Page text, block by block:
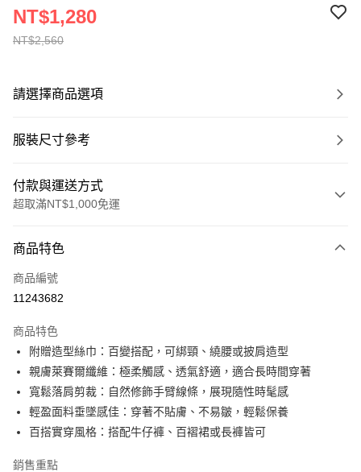
NT$2,560
NT$1,280
請選擇商品選項
服裝尺寸參考
付款與運送方式
超取滿NT$1,000免運
信用卡一次付款
信用卡分期付款
合作金庫商業銀行
華南商業銀行
彰化商業銀行
上海商業儲蓄銀行
台北富邦商業銀行
國泰世華商業銀行
兆豐國際商業銀行
臺灣中小企業銀行
台中商業銀行
匯豐（台灣）商業銀行
華泰商業銀行
聯邦商業銀行
遠東國際商業銀行
元大商業銀行
6 期 0 利率 每期
華南商業銀行
彰化商業銀行
上海商業儲蓄銀行
台北富邦商業銀行
國泰世華商業銀行
兆豐國際商業銀行
臺灣中小企業銀行
台中商業銀行
聯邦商業銀行
超商取貨付款
LINE Pay
Apple Pay
街口支付
商品特色
商品編號
11243682
商品特色
附贈造型絲巾：百變搭配，可綁頸、繞腰或披肩造型
親膚萊賽爾纖維：極柔觸感、透氣舒適，適合長時間穿著
寬鬆落肩剪裁：自然修飾手臂線條，展現隨性時髦感
輕盈面料垂墜感佳：穿著不貼膚、不易皺，輕鬆保養
百搭實穿風格：搭配牛仔褲、百褶裙或長褲皆可
銷售重點